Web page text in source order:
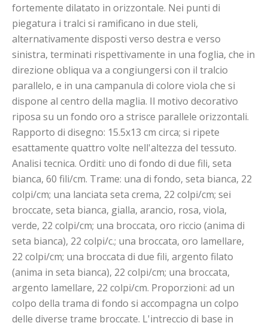
fortemente dilatato in orizzontale. Nei punti di
piegatura i tralci si ramificano in due steli,
alternativamente disposti verso destra e verso
sinistra, terminati rispettivamente in una foglia, che in
direzione obliqua va a congiungersi con il tralcio
parallelo, e in una campanula di colore viola che si
dispone al centro della maglia. Il motivo decorativo
riposa su un fondo oro a strisce parallele orizzontali.
Rapporto di disegno: 15.5x13 cm circa; si ripete
esattamente quattro volte nell'altezza del tessuto.
Analisi tecnica. Orditi: uno di fondo di due fili, seta
bianca, 60 fili/cm. Trame: una di fondo, seta bianca, 22
colpi/cm; una lanciata seta crema, 22 colpi/cm; sei
broccate, seta bianca, gialla, arancio, rosa, viola,
verde, 22 colpi/cm; una broccata, oro riccio (anima di
seta bianca), 22 colpi/c.; una broccata, oro lamellare,
22 colpi/cm; una broccata di due fili, argento filato
(anima in seta bianca), 22 colpi/cm; una broccata,
argento lamellare, 22 colpi/cm. Proporzioni: ad un
colpo della trama di fondo si accompagna un colpo
delle diverse trame broccate. L'intreccio di base in